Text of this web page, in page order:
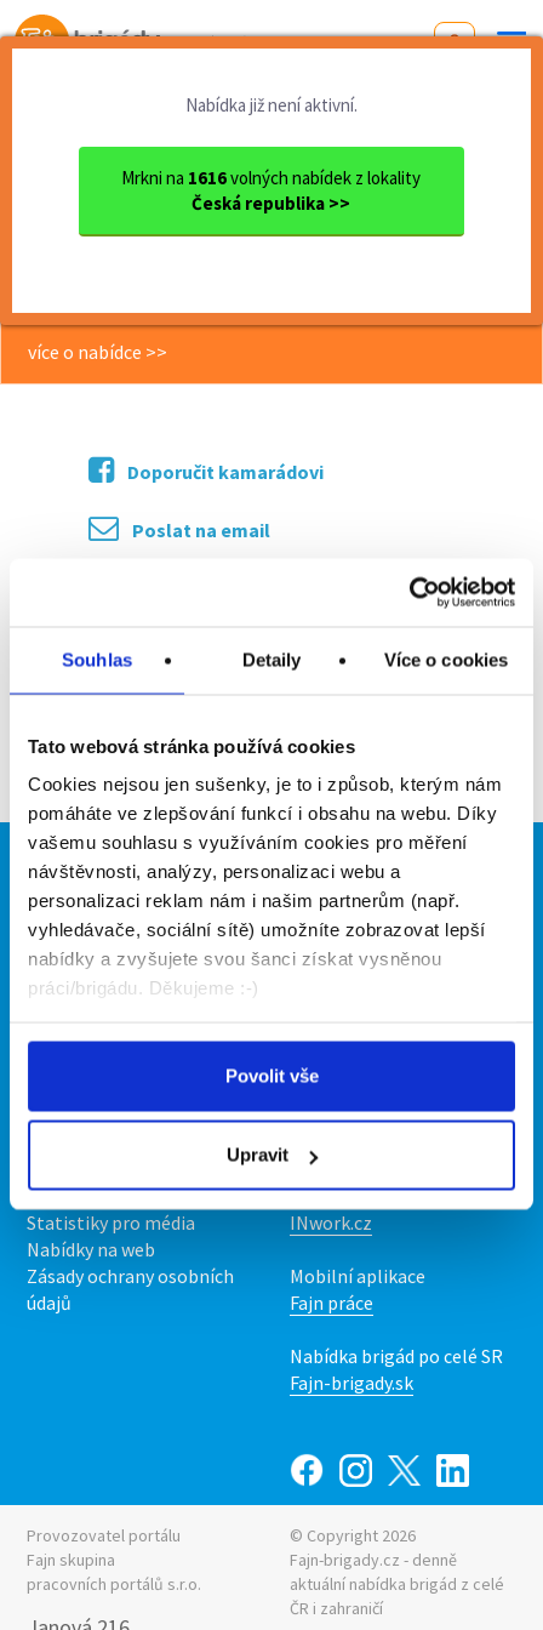
Souhlas Detaily Více o cookies
Tato webová stránka používá cookies
Cookies nejsou jen sušenky, je to i způsob, kterým nám
pomáháte ve zlepšování funkcí i obsahu na webu. Díky
vašemu souhlasu s využíváním cookies pro měření
návštěvnosti, analýzy, personalizaci webu a
personalizaci reklam nám i našim partnerům (např.
vyhledávače, sociální sítě) umožníte zobrazovat lepší
nabídky a zvyšujete svou šanci získat vysněnou
práci/brigádu. Děkujeme :-)
Povolit vše
Upravit
Od první brigády
Nabídka již není aktivní.
Mrkni na 1616volných nabídek z lokality
Česká republika >>
Pardubický kraj
okres Ústí nad Orlicí
Česká Třebová
strážný/á stavby Česká Třeb...
strážný/á stavby Česká Třebová -
více o nabídce >>
Doporučit kamarádovi
Poslat na email
Zpět
Brigádníci
Články
Hledané brigády
Firmy
Vložit inzerát
Ceník
Kontakt
Upravit předvolby cookies
Statistiky pro média
Nabídky na web
Zásady ochrany osobních
údajů
Naše další projekty
Mobilní aplikace
Nabídka práce z celé ČR
INwork.cz
Mobilní aplikace
Fajn práce
Nabídka brigád po celé SR
Fajn-brigady.sk
Provozovatel portálu
Fajn skupina
pracovních portálů s.r.o.
© Copyright 2026
Fajn-brigady.cz - denně
aktuální nabídka brigád z celé
ČR i zahraničí